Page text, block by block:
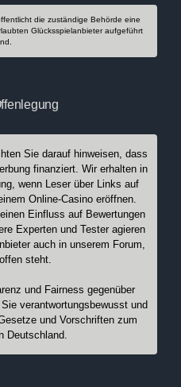
die zuständige Behörde eine
Glücksspielanbieter aufgeführt
Sie darauf hinweisen, dass
finanziert. Wir erhalten in
wenn Leser über Links auf
Online-Casino eröffnen.
Einfluss auf Bewertungen
Experten und Tester agieren
auch in unserem Forum,
steht.
und Fairness gegenüber
verantwortungsbewusst und
und Vorschriften zum
Deutschland.